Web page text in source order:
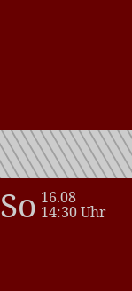
So 16.08
14:30 Uhr